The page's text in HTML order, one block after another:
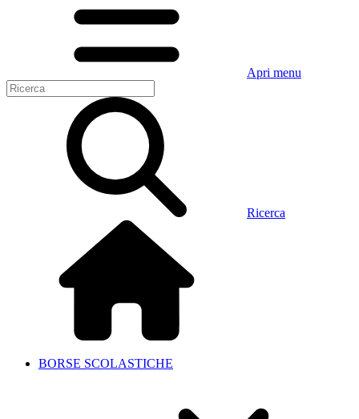
Apri menu
Ricerca
BORSE SCOLASTICHE